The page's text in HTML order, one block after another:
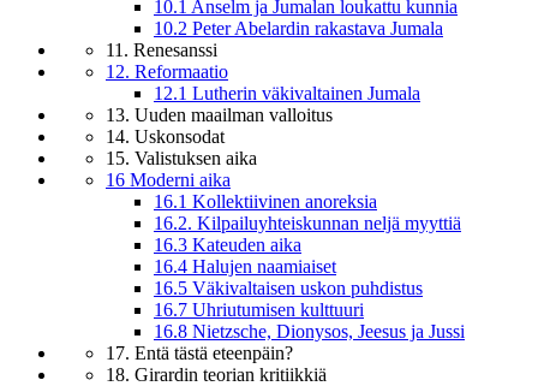
10.1 Anselm ja Jumalan loukattu kunnia
10.2 Peter Abelardin rakastava Jumala
11. Renesanssi
12. Reformaatio
12.1 Lutherin väkivaltainen Jumala
13. Uuden maailman valloitus
14. Uskonsodat
15. Valistuksen aika
16 Moderni aika
16.1 Kollektiivinen anoreksia
16.2. Kilpailuyhteiskunnan neljä myyttiä
16.3 Kateuden aika
16.4 Halujen naamiaiset
16.5 Väkivaltaisen uskon puhdistus
16.7 Uhriutumisen kulttuuri
16.8 Nietzsche, Dionysos, Jeesus ja Jussi
17. Entä tästä eteenpäin?
18. Girardin teorian kritiikkiä